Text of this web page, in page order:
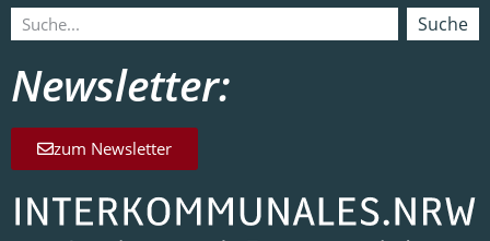
Suche
Newsletter:
zum Newsletter